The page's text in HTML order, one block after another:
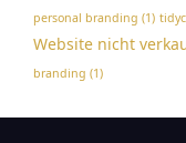
personal branding (1)
Website nicht
branding (1)